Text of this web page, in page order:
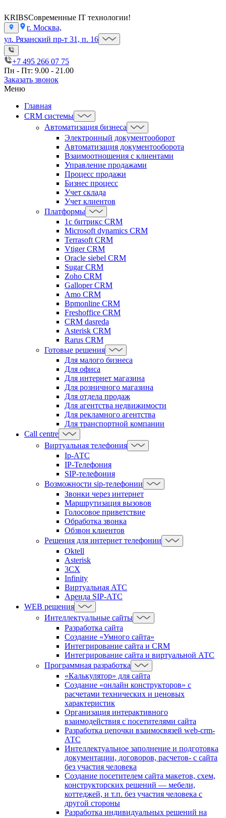
KRIBSСовременные IT технологии!
г. Москва,
ул. Рязанский пр-т 31, п. 16
+7 495 266 07 75
Пн - Пт: 9.00 - 21.00
Заказать звонок
Меню
Главная
CRM системы
Автоматизация бизнеса
Электронный документооборот
Автоматизация документооборота
Взаимоотношения с клиентами
Управление продажами
Процесс продажи
Бизнес процесс
Учет склада
Учет клиентов
Платформы
1с битрикс CRM
Microsoft dynamics CRM
Terrasoft CRM
Vtiger CRM
Oracle siebel CRM
Sugar CRM
Zoho CRM
Galloper CRM
Amo CRM
Bpmonline CRM
Freshoffice CRM
CRM dasreda
Asterisk CRM
Rarus CRM
Готовые решения
Для малого бизнеса
Для офиса
Для интернет магазина
Для розничного магазина
Для отдела продаж
Для агентства недвижимости
Для рекламного агентства
Для транспортной компании
Call centre
Виртуальная телефония
Ip-АТС
IP-Телефония
SIP-телефония
Возможности sip-телефонии
Звонки через интернет
Маршрутизация вызовов
Голосовое приветствие
Обработка звонка
Обзвон клиентов
Решения для интернет телефонии
Oktell
Asterisk
3CX
Infinity
Виртуальная АТС
Аренда SIP-АТС
WEB решения
Интеллектуальные сайты
Разработка сайта
Создание «Умного сайта»
Интегрирование сайта и CRM
Интегрирование сайта и виртуальной АТС
Программная разработка
«Калькулятор» для сайта
Создание «онлайн конструкторов» с
расчетами технических и ценовых
характеристик
Организация интерактивного
взаимодействия с посетителями сайта
Разработка цепочки взаимосвязей web-crm-
АТС
Интеллектуальное заполнение и подготовка
документации, договоров, расчетов- с сайта
без участия человека
Создание посетителем сайта макетов, схем,
конструкторских решений — мебели,
коттеджей, и т.п. без участия человека с
другой стороны
Разработка индивидуальных решений на